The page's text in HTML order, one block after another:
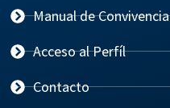
Manual de Convivencia
Acceso al Perfíl
Contacto